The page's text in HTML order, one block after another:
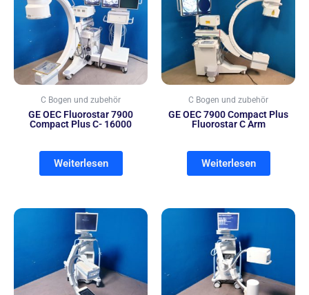
C Bogen und zubehör
GE OEC Fluorostar 7900
Compact Plus C- 16000
Weiterlesen
C Bogen und zubehör
GE OEC 7900 Compact Plus
Fluorostar C Arm
Weiterlesen